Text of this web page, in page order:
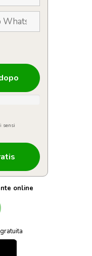
sensi
online